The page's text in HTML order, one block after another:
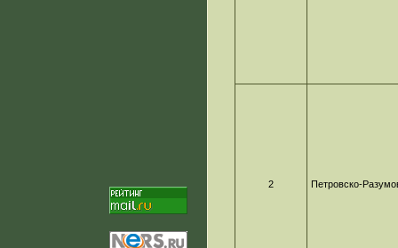
2 Петровско-